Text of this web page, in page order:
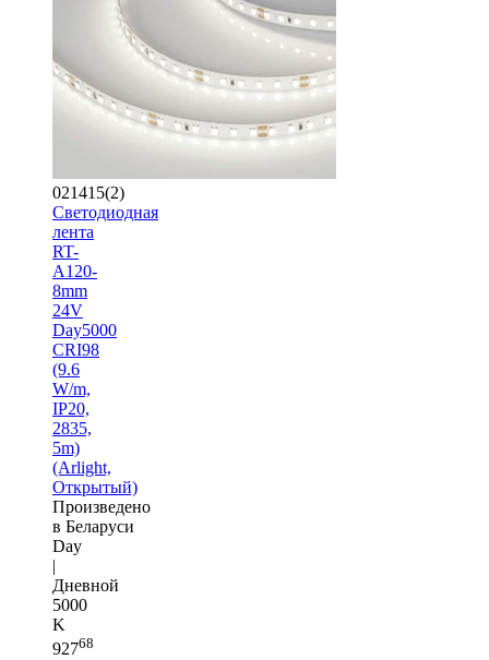
021415(2)
Светодиодная
лента
RT-
A120-
8mm
24V
Day5000
CRI98
(9.6
W/m,
IP20,
2835,
5m)
(Arlight,
Открытый)
Произведено
в Беларуси
Day
|
Дневной
5000
K
92768